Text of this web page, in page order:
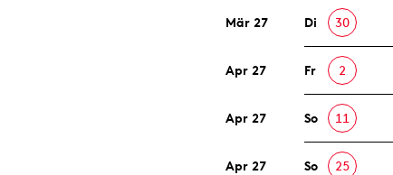
Mär 27 Di 30
Apr 27 Fr 2
Apr 27 So 11
Apr 27 So 25